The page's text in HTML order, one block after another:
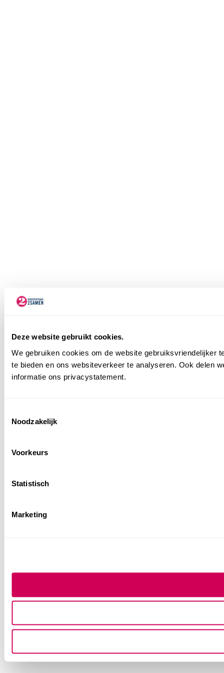
Deze website gebruikt cookies.
We gebruiken cookies om de website gebruiksvriendelijker
te bieden en ons websiteverkeer te analyseren. Ook delen
informatie ons privacystatement.
Selection
Noodzakelijk
Voorkeurs
Statistisch
Marketing